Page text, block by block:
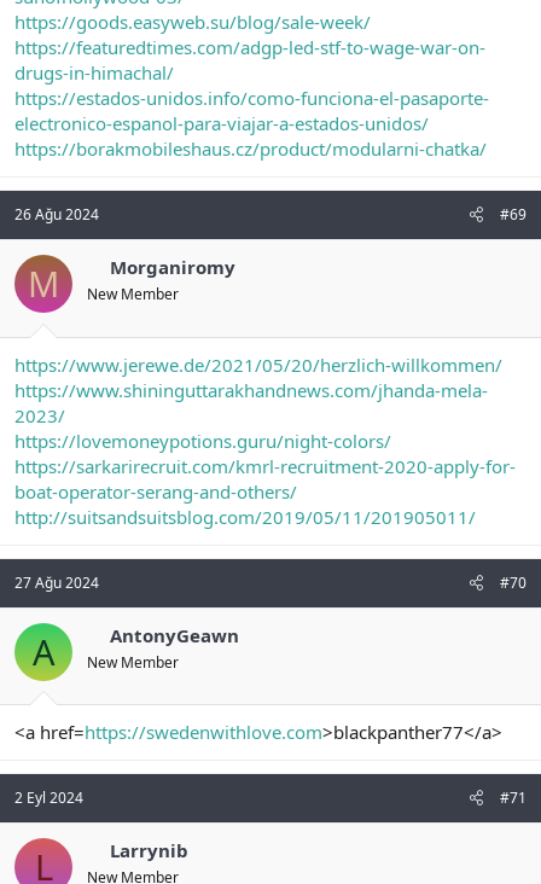
https://goods.easyweb.su/blog/sale-week/
https://featuredtimes.com/adgp-led-stf-to-wage-war-on-
drugs-in-himachal/
https://estados-unidos.info/como-funciona-el-pasaporte-
electronico-espanol-para-viajar-a-estados-unidos/
https://borakmobileshaus.cz/product/modularni-chatka/
26 Ağu 2024 #69
M Morganiromy
New Member
https://www.jerewe.de/2021/05/20/herzlich-willkommen/
https://www.shininguttarakhandnews.com/jhanda-mela-
2023/
https://lovemoneypotions.guru/night-colors/
https://sarkarirecruit.com/kmrl-recruitment-2020-apply-for-
boat-operator-serang-and-others/
http://suitsandsuitsblog.com/2019/05/11/201905011/
27 Ağu 2024 #70
A AntonyGeawn
New Member
<a href=https://swedenwithlove.com>blackpanther77</a>
2 Eyl 2024 #71
L Larrynib
New Member